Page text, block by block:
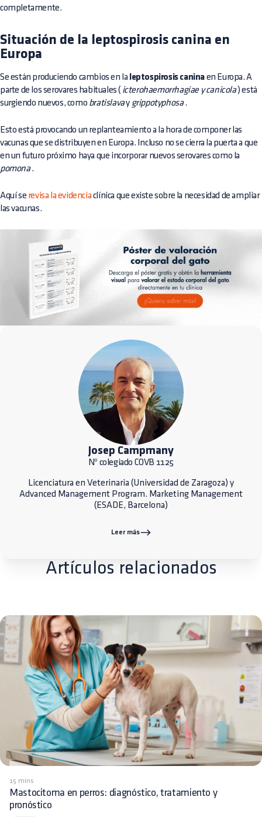
completamente.
Situación de la leptospirosis canina en
Europa
Se están produciendo cambios en la leptospirosis canina en Europa. A
parte de los serovares habituales ( icterohaemorrhagiae y canicola) está
surgiendo nuevos, como bratislavay grippotyphosa.
Esto está provocando un replanteamiento a la hora de componer las
vacunas que se distribuyen en Europa. Incluso no se cierra la puerta a que
en un futuro próximo haya que incorporar nuevos serovares como la
pomona.
Aquí se revisa la evidencia clínica que existe sobre la necesidad de ampliar
las vacunas.
Josep Campmany
Nº colegiado COVB 1125
Licenciatura en Veterinaria (Universidad de Zaragoza) y
Advanced Management Program. Marketing Management
(ESADE, Barcelona)
Leer más
Artículos relacionados
15 mins
Mastocitoma en perros: diagnóstico, tratamiento y
pronóstico